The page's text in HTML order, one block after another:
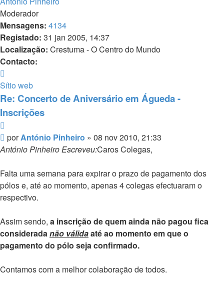
Moderador
Mensagens: 4134
Registado: 31 jan 2005, 14:37
Localização: Crestuma - O Centro do Mundo
Contacto:
António
Pinheiro
Sítio web
Re: Concerto de Aniversário em Águeda -
Inscrições
Mensagem
porAntónio Pinheiro » 08 nov 2010, 21:33
António Pinheiro Escreveu:Caros Colegas,
Falta uma semana para expirar o prazo de pagamento dos
pólos e, até ao momento, apenas 4 colegas efectuaram o
respectivo.
Assim sendo, a inscrição de quem ainda não pagou fica
consideradanão válidaaté ao momento em que o
pagamento do pólo seja confirmado.
Contamos com a melhor colaboração de todos.